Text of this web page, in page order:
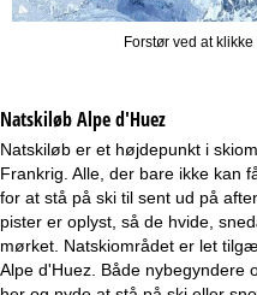
Forstør ved at
NatskiløbAlpe d'Huez
Natskiløb er et højdepunkt i
Frankrig. Alle, der bare ikke kan
for at stå på ski til sent ud på
pister er oplyst, så de hvide,
mørket. Natskiområdet er let
Alpe d'Huez. Både nybegyndere